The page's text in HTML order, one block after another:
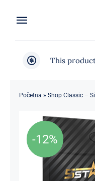
Toggle
Kontakt
POPUSTI 5-50%
This
Početna » Shop Classic –
-12%